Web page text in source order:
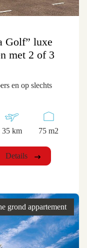
Golf” luxe
met 2 of 3
en op slechts
35 km 75 m2
Details
grond appartement